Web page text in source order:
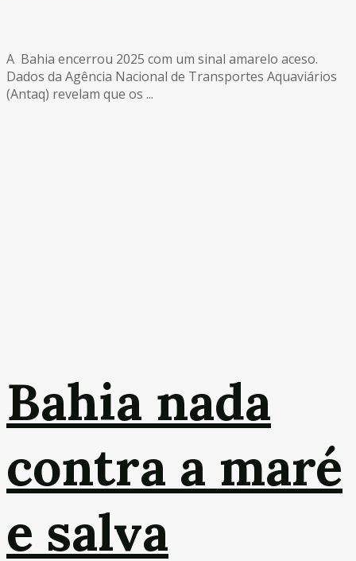
A Bahia encerrou 2025 com um sinal amarelo aceso.
Dados da Agência Nacional de Transportes Aquaviários
(Antaq) revelam que os ...
Bahia nada
contra a maré
e salva